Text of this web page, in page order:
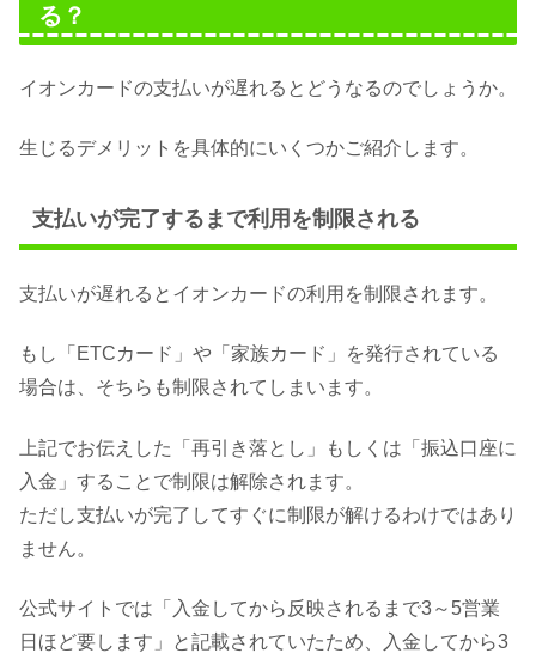
る？
イオンカードの支払いが遅れるとどうなるのでしょうか。
生じるデメリットを具体的にいくつかご紹介します。
支払いが完了するまで利用を制限される
支払いが遅れるとイオンカードの利用を制限されます。
もし「ETCカード」や「家族カード」を発行されている
場合は、そちらも制限されてしまいます。
上記でお伝えした「再引き落とし」もしくは「振込口座に
入金」することで制限は解除されます。
ただし支払いが完了してすぐに制限が解けるわけではあり
ません。
公式サイトでは「入金してから反映されるまで3～5営業
日ほど要します」と記載されていたため、入金してから3